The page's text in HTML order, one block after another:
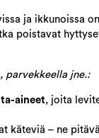
ja ikkunoissa
poistavat
parvekkeella jne.:
aineet, joita
käteviä – ne